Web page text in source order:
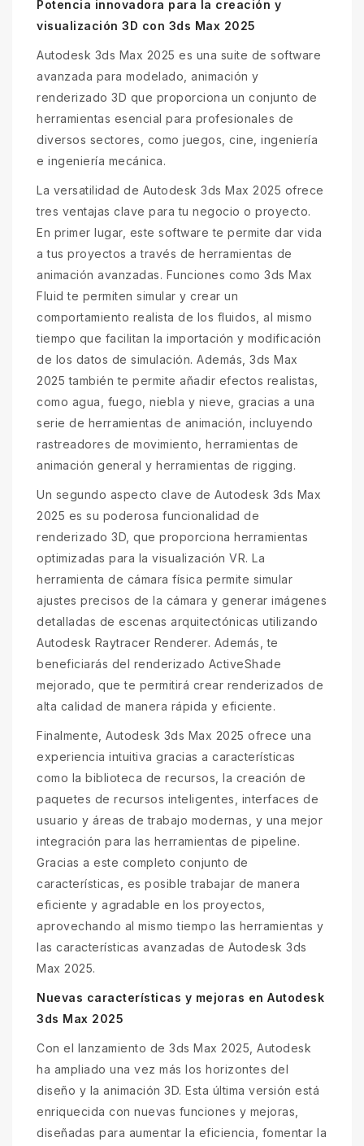
Potencia innovadora para la creación y
visualización 3D con 3ds Max 2025
Autodesk 3ds Max 2025 es una suite de software
avanzada para modelado, animación y
renderizado 3D que proporciona un conjunto de
herramientas esencial para profesionales de
diversos sectores, como juegos, cine, ingeniería
e ingeniería mecánica.
La versatilidad de Autodesk 3ds Max 2025 ofrece
tres ventajas clave para tu negocio o proyecto.
En primer lugar, este software te permite dar vida
a tus proyectos a través de herramientas de
animación avanzadas. Funciones como 3ds Max
Fluid te permiten simular y crear un
comportamiento realista de los fluidos, al mismo
tiempo que facilitan la importación y modificación
de los datos de simulación. Además, 3ds Max
2025 también te permite añadir efectos realistas,
como agua, fuego, niebla y nieve, gracias a una
serie de herramientas de animación, incluyendo
rastreadores de movimiento, herramientas de
animación general y herramientas de rigging.
Un segundo aspecto clave de Autodesk 3ds Max
2025 es su poderosa funcionalidad de
renderizado 3D, que proporciona herramientas
optimizadas para la visualización VR. La
herramienta de cámara física permite simular
ajustes precisos de la cámara y generar imágenes
detalladas de escenas arquitectónicas utilizando
Autodesk Raytracer Renderer. Además, te
beneficiarás del renderizado ActiveShade
mejorado, que te permitirá crear renderizados de
alta calidad de manera rápida y eficiente.
Finalmente, Autodesk 3ds Max 2025 ofrece una
experiencia intuitiva gracias a características
como la biblioteca de recursos, la creación de
paquetes de recursos inteligentes, interfaces de
usuario y áreas de trabajo modernas, y una mejor
integración para las herramientas de pipeline.
Gracias a este completo conjunto de
características, es posible trabajar de manera
eficiente y agradable en los proyectos,
aprovechando al mismo tiempo las herramientas y
las características avanzadas de Autodesk 3ds
Max 2025.
Nuevas características y mejoras en Autodesk
3ds Max 2025
Con el lanzamiento de 3ds Max 2025, Autodesk
ha ampliado una vez más los horizontes del
diseño y la animación 3D. Esta última versión está
enriquecida con nuevas funciones y mejoras,
diseñadas para aumentar la eficiencia, fomentar la